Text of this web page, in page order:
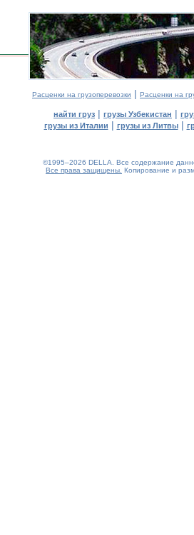
Расценки на грузоперевозки | Расценки на
найти груз | грузы Узбекистан |
грузы из Италии | грузы из Литвы|
©1995–2026 DELLA. Все содержание
Все права защищены. Копирование и